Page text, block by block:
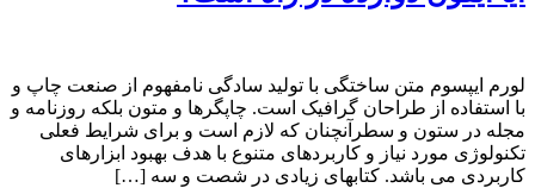
لورم ایپسوم متن ساختگی با تولید سادگی نامفهوم از صنعت چاپ و
با استفاده از طراحان گرافیک است. چاپگرها و متون بلکه روزنامه و
مجله در ستون و سطرآنچنان که لازم است و برای شرایط فعلی
تکنولوژی مورد نیاز و کاربردهای متنوع با هدف بهبود ابزارهای
کاربردی می باشد. کتابهای زیادی در شصت و سه […]